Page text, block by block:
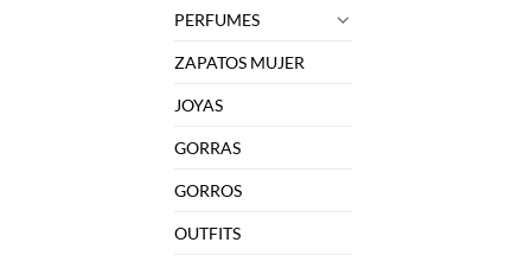
PERFUMES
ZAPATOS MUJER
JOYAS
GORRAS
GORROS
OUTFITS